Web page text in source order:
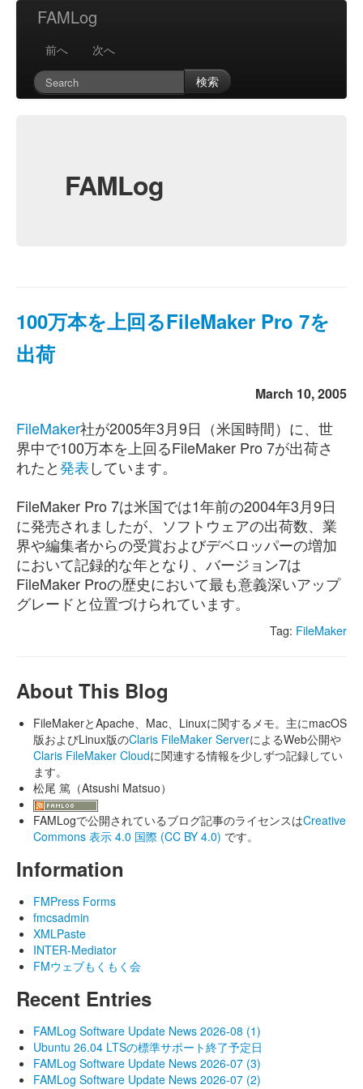
FAMLog
前へ
次へ
検索
FAMLog
100万本を上回るFileMaker Pro 7を
出荷
March 10, 2005
FileMaker社が2005年3月9日（米国時間）に、世
界中で100万本を上回るFileMaker Pro 7が出荷さ
れたと発表しています。
FileMaker Pro 7は米国では1年前の2004年3月9日
に発売されましたが、ソフトウェアの出荷数、業
界や編集者からの受賞およびデベロッパーの増加
において記録的な年となり、バージョン7は
FileMaker Proの歴史において最も意義深いアップ
グレードと位置づけられています。
Tag: FileMaker
About This Blog
FileMakerとApache、Mac、Linuxに関するメモ。主にmacOS
版およびLinux版のClaris FileMaker ServerによるWeb公開や
Claris FileMaker Cloudに関連する情報を少しずつ記録してい
ます。
松尾 篤（Atsushi Matsuo）
FAMLogで公開されているブログ記事のライセンスはCreative
Commons 表示 4.0 国際 (CC BY 4.0) です。
Information
FMPress Forms
fmcsadmin
XMLPaste
INTER-Mediator
FMウェブもくもく会
Recent Entries
FAMLog Software Update News 2026-08 (1)
Ubuntu 26.04 LTSの標準サポート終了予定日
FAMLog Software Update News 2026-07 (3)
FAMLog Software Update News 2026-07 (2)